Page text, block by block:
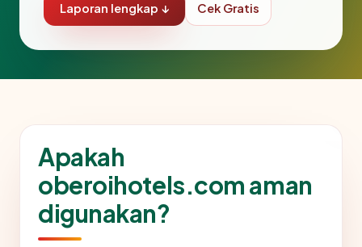
Laporan lengkap ↓ Cek Gratis
Apakah
oberoihotels.com aman
digunakan?